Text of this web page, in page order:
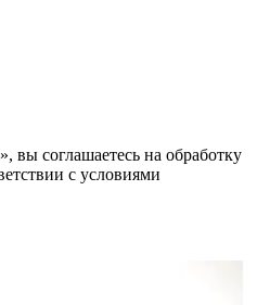
вы соглашаетесь на обработку
с условиями